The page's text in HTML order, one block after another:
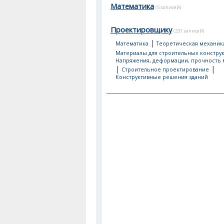
Математика (5 записей)
Проектировщику (231 записей)
Математика |Теоретическая
Материалы для строительных
Напряжения, деформации, прочность
| Строительное проектирование |
Конструктивные решения зданий